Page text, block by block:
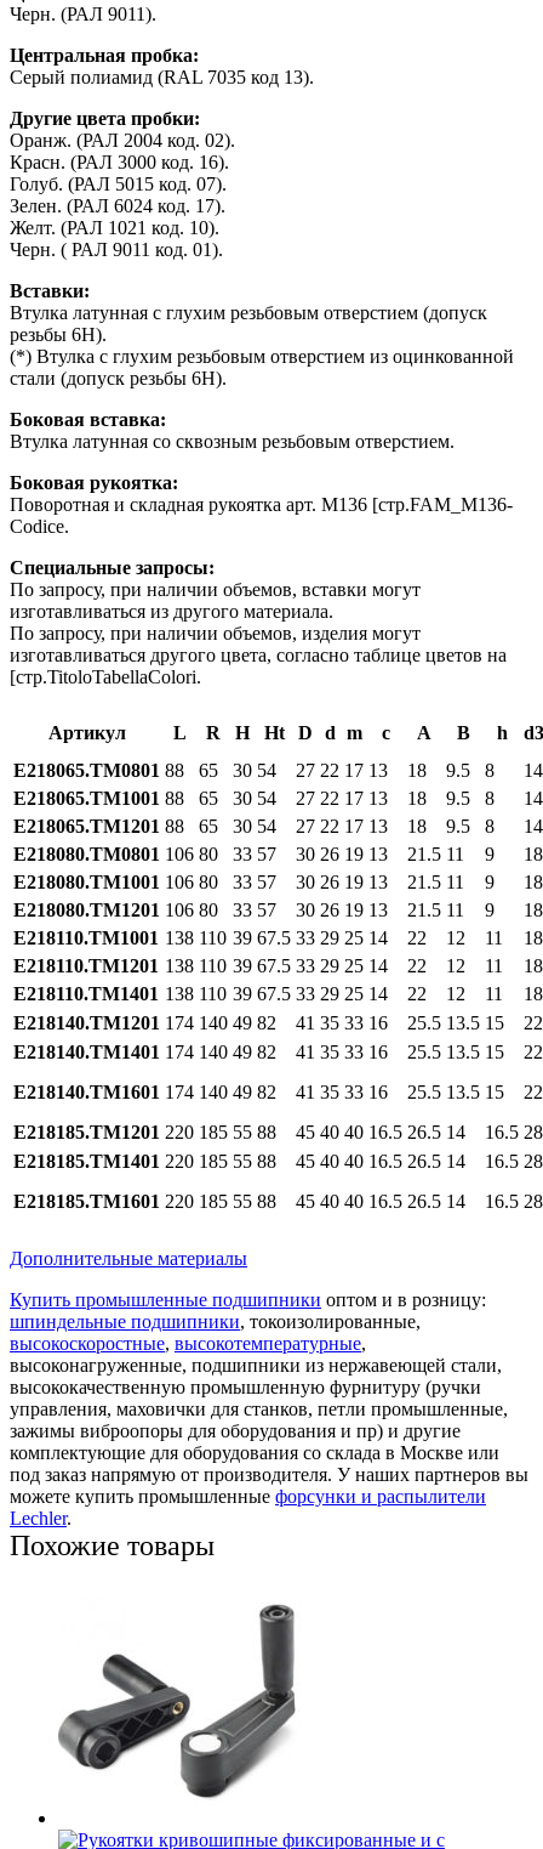
Черн. (РАЛ 9011).
Центральная пробка:
Серый полиамид (RAL 7035 код 13).
Другие цвета пробки:
Оранж. (РАЛ 2004 код. 02).
Красн. (РАЛ 3000 код. 16).
Голуб. (РАЛ 5015 код. 07).
Зелен. (РАЛ 6024 код. 17).
Желт. (РАЛ 1021 код. 10).
Черн. ( РАЛ 9011 код. 01).
Вставки:
Втулка латунная с глухим резьбовым отверстием (допуск
резьбы 6H).
(*) Втулка с глухим резьбовым отверстием из оцинкованной
стали (допуск резьбы 6H).
Боковая вставка:
Втулка латунная со сквозным резьбовым отверстием.
Боковая рукоятка:
Поворотная и складная рукоятка арт. M136 [стр.FAM_M136-
Codice.
Специальные запросы:
По запросу, при наличии объемов, вставки могут
изготавливаться из другого материала.
По запросу, при наличии объемов, изделия могут
изготавливаться другого цвета, согласно таблице цветов на
[стр.TitoloTabellaColori.
Артикул L R H Ht D d m c A B h
d3
E218065.TM0801 88 65 30 54 27 22 17 13 18 9.5 8
14
E218065.TM1001 88 65 30 54 27 22 17 13 18 9.5 8
14
E218065.TM1201 88 65 30 54 27 22 17 13 18 9.5 8
14
E218080.TM0801 106 80 33 57 30 26 19 13 21.5 11 9
18
E218080.TM1001 106 80 33 57 30 26 19 13 21.5 11 9
18
E218080.TM1201 106 80 33 57 30 26 19 13 21.5 11 9
18
E218110.TM1001 138 110 39 67.5 33 29 25 14 22 12 11
18
E218110.TM1201 138 110 39 67.5 33 29 25 14 22 12 11
18
E218110.TM1401 138 110 39 67.5 33 29 25 14 22 12 11
18
E218140.TM1201 174 140 49 82 41 35 33 16 25.5 13.5 15
22
E218140.TM1401 174 140 49 82 41 35 33 16 25.5 13.5 15
22
E218140.TM1601 174 140 49 82 41 35 33 16 25.5 13.5 15
22
E218185.TM1201 220 185 55 88 45 40 40 16.5 26.5 14 16.5 28
E218185.TM1401 220 185 55 88 45 40 40 16.5 26.5 14 16.5 28
E218185.TM1601 220 185 55 88 45 40 40 16.5 26.5 14 16.5 28
Дополнительные материалы
Купить промышленные подшипники оптом и в розницу:
шпиндельные подшипники, токоизолированные,
высокоскоростные, высокотемпературные,
высоконагруженные, подшипники из нержавеющей стали,
высококачественную промышленную фурнитуру (ручки
управления, маховички для станков, петли промышленные,
зажимы виброопоры для оборудования и пр) и другие
комплектующие для оборудования со склада в Москве или
под заказ напрямую от производителя. У наших партнеров вы
можете купить промышленные форсунки и распылители
Lechler.
Похожие товары